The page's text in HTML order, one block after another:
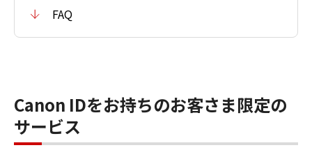
FAQ
Canon IDをお持ちのお客さま限定の
サービス